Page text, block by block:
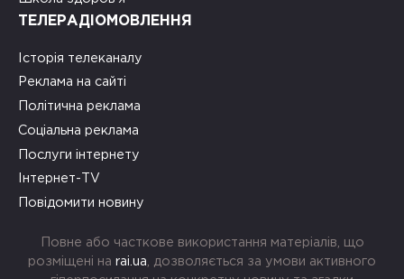
ТЕЛЕРАДІОМОВЛЕННЯ
Історія телеканалу
Реклама на сайті
Політична реклама
Соціальна реклама
Послуги інтернету
Інтернет-TV
Повідомити новину
Повне або часткове використання матеріалів, що
розміщені на rai.ua , дозволяється за умови активного